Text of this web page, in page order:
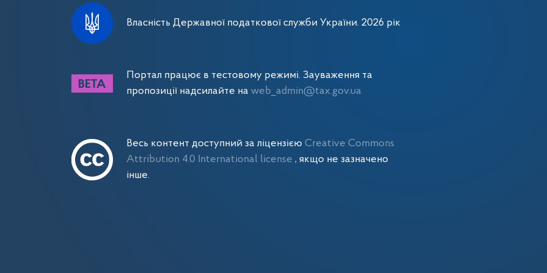
Власність Державної податкової служби України. 2026 рік
Портал працює в тестовому режимі. Зауваження та
пропозиції надсилайте на web_admin@tax.gov.ua
Весь контент доступний за ліцензією Creative Commons
Attribution 4.0 International license , якщо не зазначено
інше.